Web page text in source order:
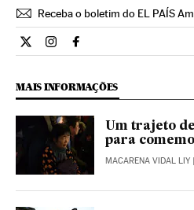
Receba o boletim do EL PAÍS
Internacional El País Brasil en
Internacional El País Brasil
Internacional El País
MAIS INFORMAÇÕES
Um trajeto
para
MACARENA VIDAL LIY